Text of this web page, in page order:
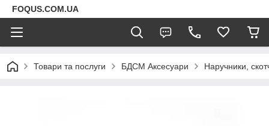
FOQUS.COM.UA
Товари та послуги БДСМ Аксесуари Наручники,